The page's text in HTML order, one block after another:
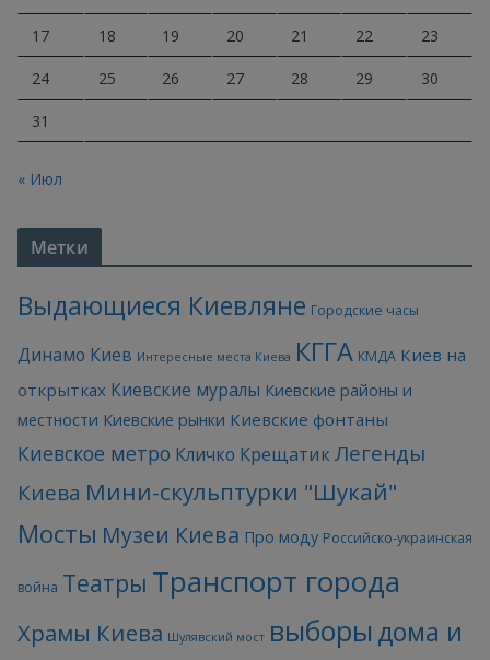
17 18 19 20 21 22 23
24 25 26 27 28 29 30
31
« Июл
Метки
Выдающиеся Киевляне Городские часы
Динамо Киев Интересные места Киева КГГА КМДА Киев на
открытках Киевские муралы Киевские районы и
местности Киевские рынки Киевские фонтаны
Киевское метро Кличко КрещатикЛегенды
Киева Мини-скульптурки "Шукай"
Мосты Музеи Киева Про моду Российско-украинская
война Театры Транспорт города
Храмы Киева Шулявский мост выборы дома и